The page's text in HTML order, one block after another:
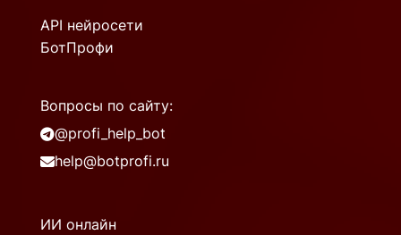
API нейросети
БотПрофи
Вопросы по сайту:
@profi_help_bot
help@botprofi.ru
ИИ онлайн